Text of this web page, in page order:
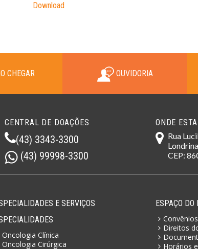
Download
CHEGAR OUVIDORIA
CENTRAL DE DOAÇÕES
(43) 3343-3300
(43) 99998-3300
ONDE
Rua
CEP:
E SERVIÇOS
Oncologia Clínica
Oncologia Cirúrgica
ESPAÇO DO
Direitos
Horários